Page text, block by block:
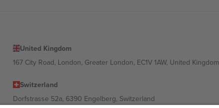
United Kingdom
167 City Road, London, Greater London, EC1V 1AW, United Kingdom
Switzerland
Dorfstrasse 52a, 6390 Engelberg, Switzerland